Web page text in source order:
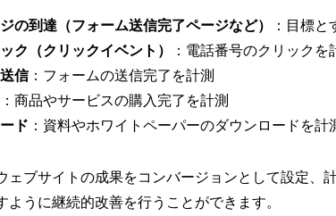
の到達（フォーム送信完了ページなど）
：目標
ク（クリックイベント）
：電話番号のクリックを
信：フォームの送信完了を計測
：商品やサービスの購入完了を計測
ド ：資料やホワイトペーパーのダウンロードを計
ェブサイトの成果をコンバージョンとして設定、
ように継続的改善を行うことができます。